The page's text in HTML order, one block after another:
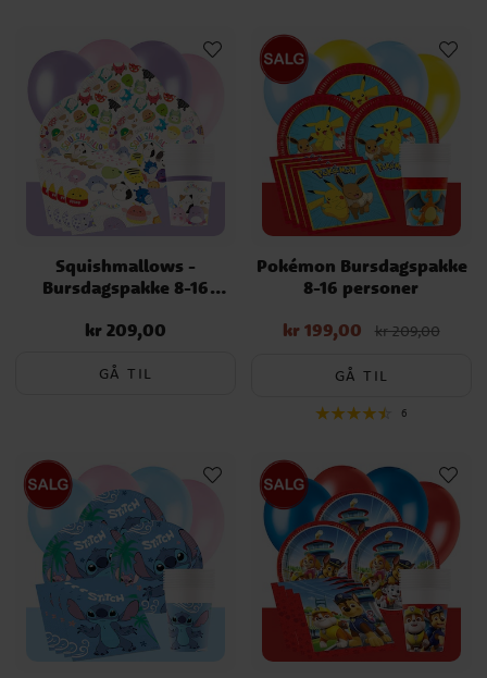
Squishmallows -
Bursdagspakke 8-16
Pris :kr 209,00
kr 209,00
GÅ TIL
Pokémon Bursdagspakke
8-16 personer
Nåværende pris:
Opprinnelig pris
kr 199,00 kr 209,00
GÅ TIL
6